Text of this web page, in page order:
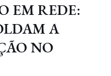
EM REDE:
A
NO